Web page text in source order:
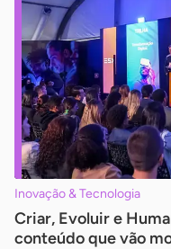
Inovação & Tecnologia
Criar, Evoluir e
conteúdo que vão